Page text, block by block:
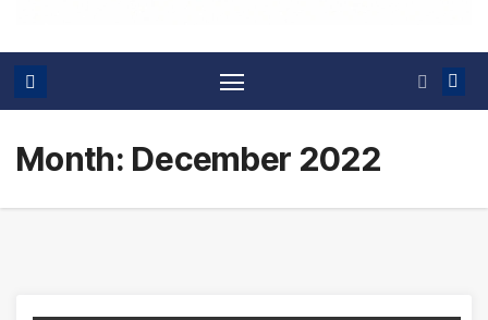
Month: December 2022